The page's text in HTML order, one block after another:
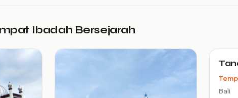
Ibadah Bersejarah
Bali